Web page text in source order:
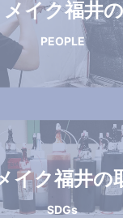
イク福井
PEOPLE
イク福井の
SDGs